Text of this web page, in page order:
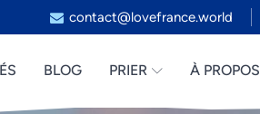
contact@lovefrance.world
BLOG PRIER À PROPOS